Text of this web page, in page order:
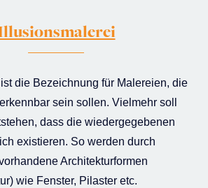
ist die Bezeichnung für Malereien, die
sein sollen. Vielmehr soll
dass die wiedergegebenen
existieren. So werden durch
Architekturformen
wie Fenster, Pilaster etc.